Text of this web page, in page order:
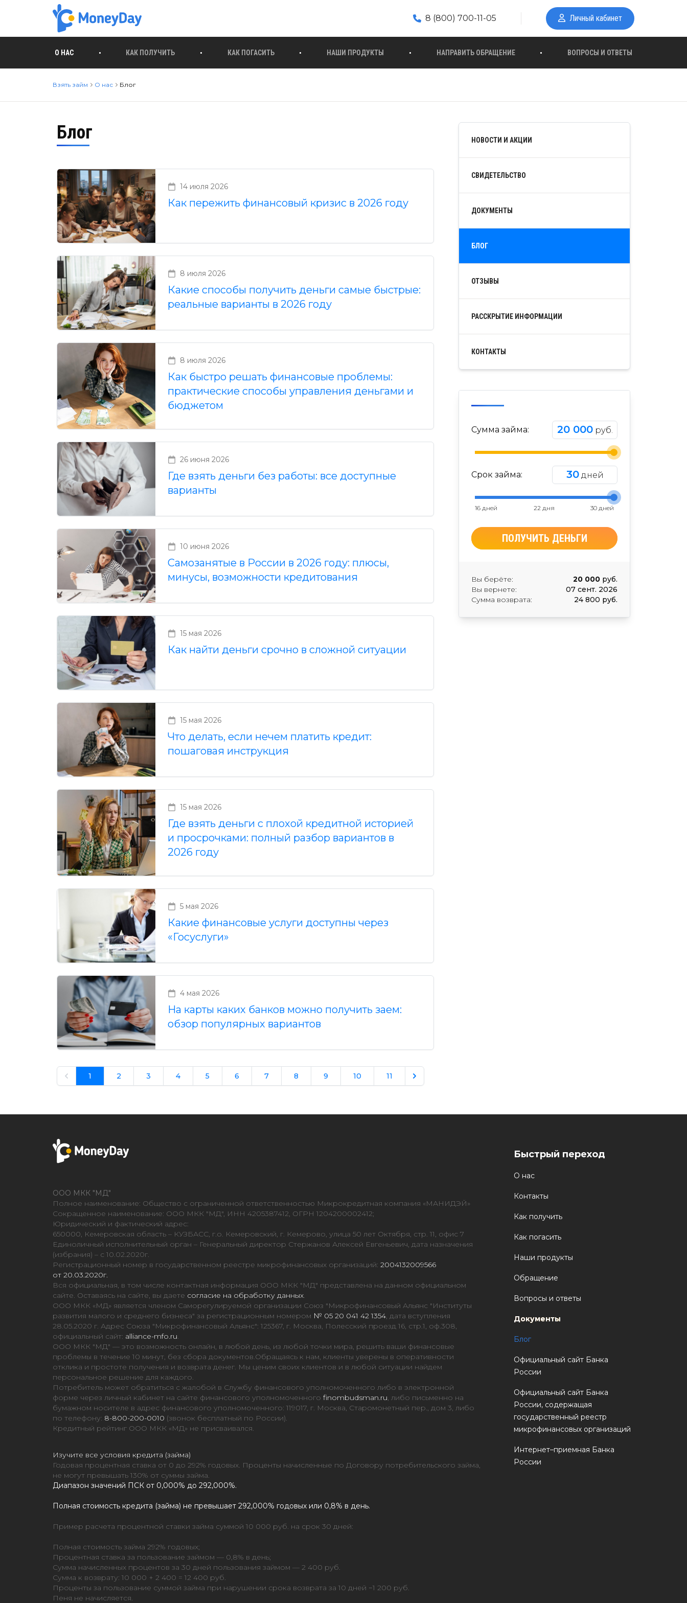
8 (800) 700-11-05 Личный кабинет
О НАС КАК ПОЛУЧИТЬ КАК ПОГАСИТЬ НАШИ ПРОДУКТЫ НАПРАВИТЬ ОБРАЩЕНИЕ ВОПРОСЫ И ОТВЕТЫ
Взять займ О нас Блог
Блог
14 июля 2026
Как пережить финансовый кризис в 2026 году
8 июля 2026
Какие способы получить деньги самые быстрые:
реальные варианты в 2026 году
8 июля 2026
Как быстро решать финансовые проблемы:
практические способы управления деньгами и
бюджетом
26 июня 2026
Где взять деньги без работы: все доступные
варианты
10 июня 2026
Самозанятые в России в 2026 году: плюсы,
минусы, возможности кредитования
15 мая 2026
Как найти деньги срочно в сложной ситуации
15 мая 2026
Что делать, если нечем платить кредит:
пошаговая инструкция
15 мая 2026
Где взять деньги с плохой кредитной историей
и просрочками: полный разбор вариантов в
2026 году
5 мая 2026
Какие финансовые услуги доступны через
«Госуслуги»
4 мая 2026
На карты каких банков можно получить заем:
обзор популярных вариантов
1 2 3 4 5 6 7 8 9 10 11
НОВОСТИ И АКЦИИ
СВИДЕТЕЛЬСТВО
ДОКУМЕНТЫ
БЛОГ
ОТЗЫВЫ
РАССКРЫТИЕ ИНФОРМАЦИИ
КОНТАКТЫ
Сумма займа: 20 000 руб.
Срок займа: 30 дней
16 дней 22 дня 30 дней
ПОЛУЧИТЬ ДЕНЬГИ
Вы берёте: 20 000 руб.
Вы вернете:
07 сент. 2026
Сумма возврата:
24 800 руб.
ООО МКК "МД"
Полное наименование: Общество с ограниченной ответственностью Микрокредитная компания «МАНИДЭЙ»
Сокращенное наименование: ООО МКК "МД", ИНН 4205387412, ОГРН 1204200002412;
Юридический и фактический адрес:
650000, Кемеровская область – КУЗБАСС, г.о. Кемеровский, г. Кемерово, улица 50 лет Октября, стр. 11, офис 7
Единоличный исполнительный орган – Генеральный директор Стержанов Алексей Евгеньевич, дата назначения
(избрания) – с 10.02.2020г.
Регистрационный номер в государственном реестре микрофинансовых организаций: 2004132009566
от 20.03.2020г.
Вся официальная, в том числе контактная информация ООО МКК "МД" представлена на данном официальном
сайте. Оставаясь на сайте, вы даете согласие на обработку данных.
ООО МКК «МД» является членом Саморегулируемой организации Союз "Микрофинансовый Альянс "Институты
развития малого и среднего бизнеса" за регистрационным номером № 05 20 041 42 1354, дата вступления
28.05.2020 г. Адрес Союза "Микрофинансовый Альянс": 125367, г. Москва, Полесский проезд 16, стр.1, оф.308,
официальный сайт: alliance-mfo.ru.
ООО МКК "МД" — это возможность онлайн, в любой день, из любой точки мира, решить ваши финансовые
проблемы в течение 10 минут, без сбора документов.Обращаясь к нам, клиенты уверены в оперативности
отклика и простоте получения и возврата денег. Мы ценим своих клиентов и в любой ситуации найдем
персональное решение для каждого.
Потребитель может обратиться с жалобой в Службу финансового уполномоченного либо в электронной
форме через личный кабинет на сайте финансового уполномоченного finombudsman.ru, либо письменно на
бумажном носителе в адрес финансового уполномоченного: 119017, г. Москва, Старомонетный пер., дом 3, либо
по телефону: 8-800-200-0010 (звонок бесплатный по России).
Кредитный рейтинг ООО МКК «МД» не присваивался.
Изучите все условия кредита (займа)
Годовая процентная ставка от 0 до 292% годовых. Проценты начисленные по Договору потребительского займа,
не могут превышать 130% от суммы займа.
Диапазон значений ПСК от 0,000% до 292,000%.
Полная стоимость кредита (займа) не превышает 292,000% годовых или 0,8% в день.
Пример расчета процентной ставки займа суммой 10 000 руб. на срок 30 дней:
Полная стоимость займа 292% годовых;
Процентная ставка за пользование займом — 0,8% в день;
Сумма начисленных процентов за 30 дней пользования займом — 2 400 руб.
Сумма к возврату: 10 000 + 2 400 = 12 400 руб.
Проценты за пользование суммой займа при нарушении срока возврата за 10 дней −1 200 руб.
Пеня не начисляется.
Быстрый переход
О нас
Контакты
Как получить
Как погасить
Наши продукты
Обращение
Вопросы и ответы
Документы
Блог
Официальный сайт Банка
России
Официальный сайт Банка
России, содержащая
государственный реестр
микрофинансовых организаций
Интернет–приемная Банка
России